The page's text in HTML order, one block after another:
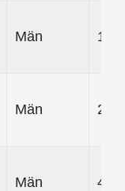
Män 18 -
Män 25-
Män 45-